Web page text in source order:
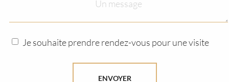
Je souhaite prendre rendez-vous pour une visite
ENVOYER